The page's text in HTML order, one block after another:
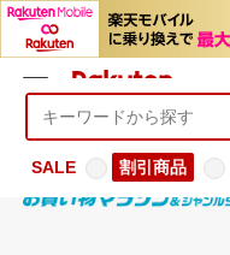
ようこそ 楽天市場へ ログイン
SALE 割引商品